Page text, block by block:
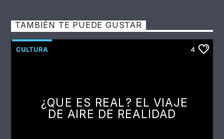
TAMBIÉN TE PUEDE GUSTAR
CULTURA 4
¿QUE ES REAL? EL VIAJE
DE AIRE DE REALIDAD